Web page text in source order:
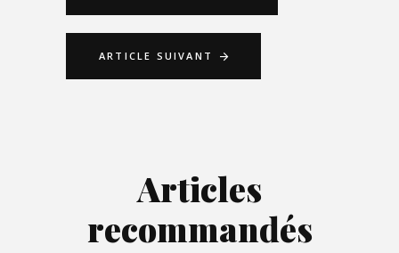
ARTICLE SUIVANT
Articles
recommandés